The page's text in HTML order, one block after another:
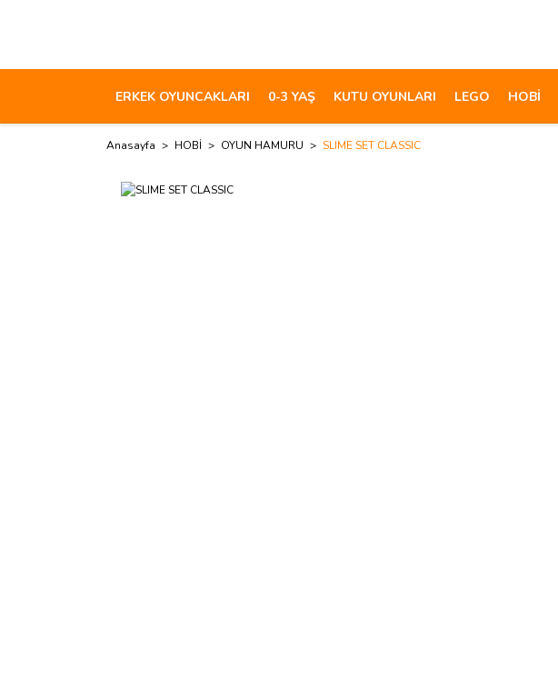
ERKEK OYUNCAKLARI 0-3 YAŞ KUTU OYUNLARI LEGO HOBİ
Anasayfa HOBİ OYUN HAMURU SLIME SET CLASSIC